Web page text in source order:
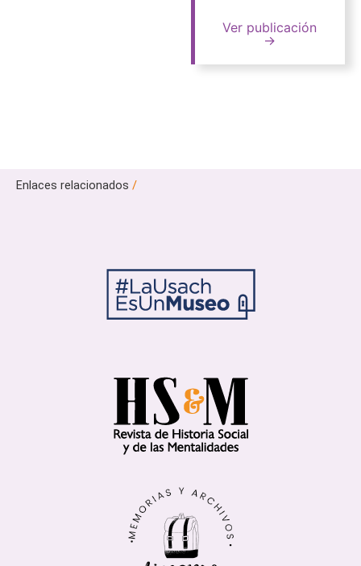
Ver publicación
→
Enlaces relacionados /